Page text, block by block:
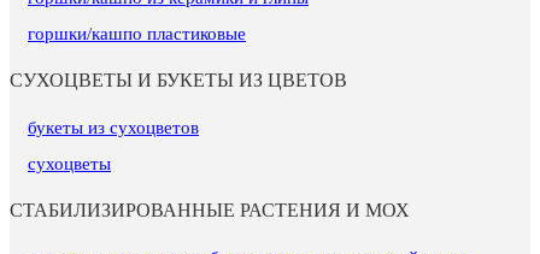
горшки/кашпо пластиковые
СУХОЦВЕТЫ И БУКЕТЫ ИЗ ЦВЕТОВ
букеты из сухоцветов
сухоцветы
СТАБИЛИЗИРОВАННЫЕ РАСТЕНИЯ И МОХ